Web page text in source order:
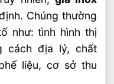
Chúng thường
như: tình hình thị
cách địa lý, chất
liệu, cơ sở thu